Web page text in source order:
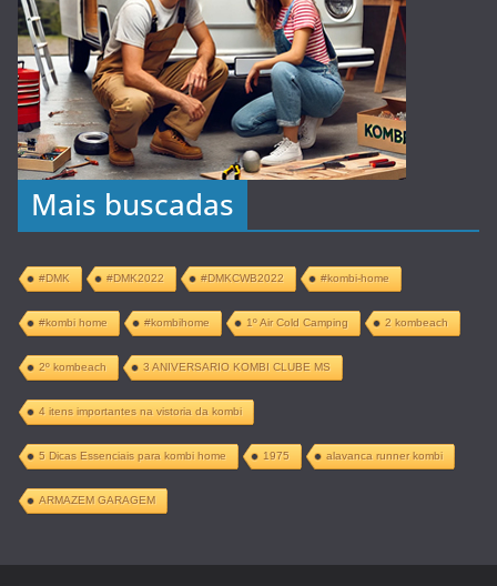
Mais buscadas
#DMK #DMK2022 #DMKCWB2022 #kombi-home
#kombi home #kombihome 1º Air Cold Camping 2 kombeach
2º kombeach 3 ANIVERSARIO KOMBI CLUBE MS
4 itens importantes na vistoria da kombi
5 Dicas Essenciais para kombi home 1975 alavanca runner kombi
ARMAZEM GARAGEM